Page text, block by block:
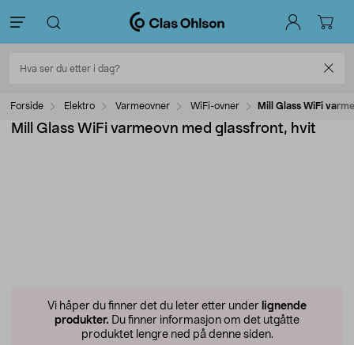
Forside Elektro Varmeovner WiFi-ovner Mill Glass WiFi
Mill Glass WiFi varmeovn med glassfront, hvit
Vi håper du finner det du leter etter under lignende
produkter. Du finner informasjon om det utgåtte
produktet lengre ned på denne siden.